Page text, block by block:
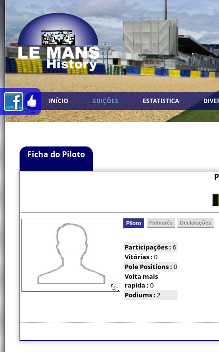
INÍCIO EDIÇÕES ESTATISTICA
Ficha do Piloto
Piloto Palmarés Declarações
Participações : 6
Vitórias : 0
Pole Positions : 0
Volta mais
rapida : 0
Podiums : 2